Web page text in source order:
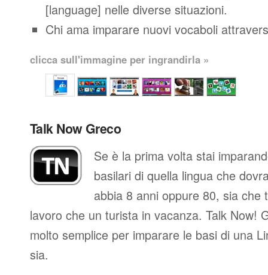
[language] nelle diverse situazioni.
Chi ama imparare nuovi vocaboli
clicca sull'immagine per ingrandirla »
Talk Now Greco
Se è la prima volta stai
basilari di quella lingua che
abbia 8 anni oppure 80, sia che
lavoro che un turista in vacanza. Talk Now!
molto semplice per imparare le basi di una
sia.